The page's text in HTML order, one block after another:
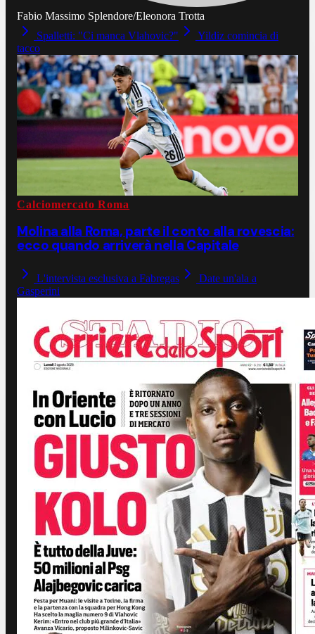
Fabio Massimo Splendore/Eleonora Trotta
Spalletti: "Ci manca Vlahovic?"
Yildiz comincia di
tacco
Calciomercato Roma
Molina alla Roma, parte il conto alla rovescia:
ecco quando arriverà nella Capitale
L'intervista esclusiva a Fabregas
Date un'ala a
Gasperini